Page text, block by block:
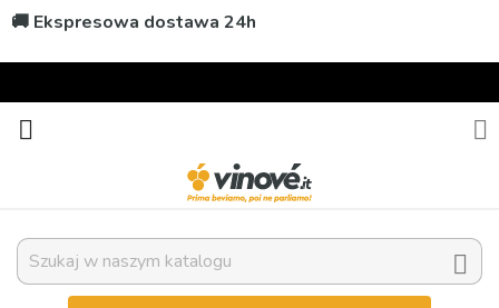
🚚 Ekspresowa dostawa 24h
 
